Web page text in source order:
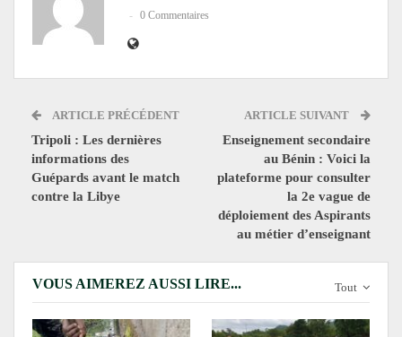
0 Commentaires
ARTICLE PRÉCÉDENT
Tripoli : Les dernières
informations des
Guépards avant le match
contre la Libye
ARTICLE SUIVANT
Enseignement secondaire
au Bénin : Voici la
plateforme pour consulter
la 2e vague de
déploiement des Aspirants
au métier d’enseignant
Tout
VOUS AIMEREZ AUSSI LIRE...